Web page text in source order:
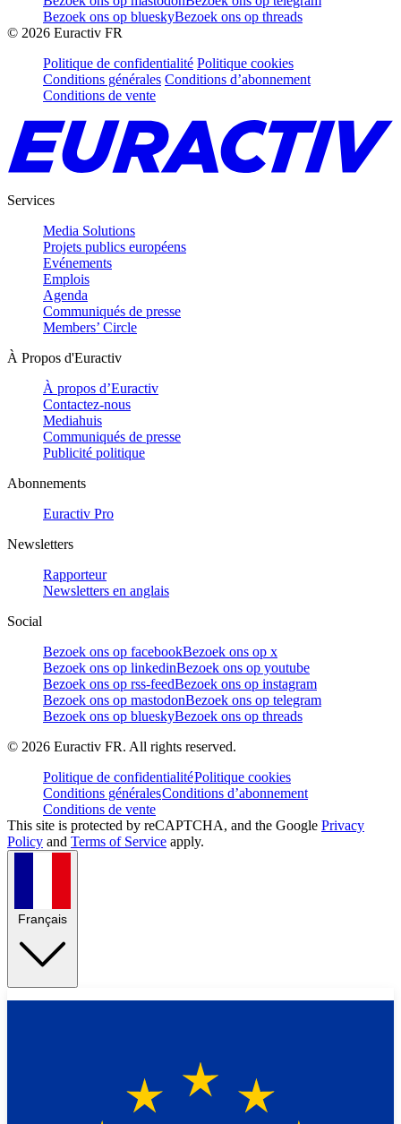
Bezoek ons op blueskyBezoek ons op threads
© 2026 Euractiv FR
Politique de confidentialité Politique cookies
Conditions générales Conditions d’abonnement
Conditions de vente
Services
Media Solutions
Projets publics européens
Evénements
Emplois
Agenda
Communiqués de presse
Members’ Circle
À Propos d'Euractiv
À propos d’Euractiv
Contactez-nous
Mediahuis
Communiqués de presse
Publicité politique
Abonnements
Euractiv Pro
Newsletters
Rapporteur
Newsletters en anglais
Social
Bezoek ons op facebookBezoek ons op x
Bezoek ons op linkedinBezoek ons op youtube
Bezoek ons op rss-feedBezoek ons op instagram
Bezoek ons op mastodonBezoek ons op telegram
Bezoek ons op blueskyBezoek ons op threads
© 2026 Euractiv FR. All rights reserved.
Politique de confidentialitéPolitique cookies
Conditions généralesConditions d’abonnement
Conditions de vente
This site is protected by reCAPTCHA, and the Google Privacy
Policy and Terms of Service apply.
Français